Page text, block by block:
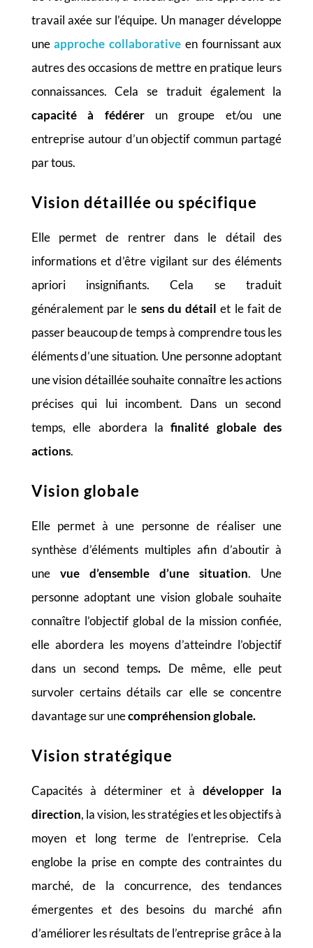
travail axée sur l’équipe. Un manager développe
uneapproche collaborative en fournissant aux
autres des occasions de mettre en pratique leurs
connaissances. Cela se traduit également la
capacité à fédérerun groupe et/ou une
entreprise autour d’un objectif commun partagé
par tous.
Vision détaillée ou spécifique
Elle permet de rentrer dans le détail des
informations et d’être vigilant sur des éléments
apriori insignifiants. Cela se traduit
généralement par le sens du détail et le fait de
passer beaucoup de temps à comprendre tous les
éléments d’une situation. Une personne adoptant
une vision détaillée souhaite connaître les actions
précises qui lui incombent. Dans un second
temps, elle abordera lafinalité globale des
actions.
Vision globale
Elle permet à une personne de réaliser une
synthèse d’éléments multiples afin d’aboutir à
une vue d’ensemble d’une situation. Une
personne adoptant une vision globale souhaite
connaître l’objectif global de la mission confiée,
elle abordera les moyens d’atteindre l’objectif
dans un second temps. De même, elle peut
survoler certains détails car elle se concentre
davantage sur unecompréhension globale.
Vision stratégique
Capacités à déterminer et àdévelopper la
direction, la vision, les stratégies et les objectifs à
moyen et long terme de l’entreprise. Cela
englobe la prise en compte des contraintes du
marché, de la concurrence, des tendances
émergentes et des besoins du marché afin
d’améliorer les résultats de l’entreprise grâce à la